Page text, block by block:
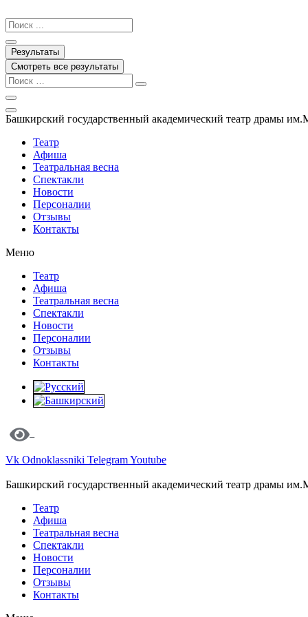
к
содержимому
Search
...
Результаты
Смотреть все результаты
Башкирский государственный академический театр драмы
Театр
Афиша
Театральная весна
Спектакли
Новости
Персоналии
Отзывы
Контакты
Меню
Театр
Афиша
Театральная весна
Спектакли
Новости
Персоналии
Отзывы
Контакты
Vk Odnoklassniki TelegramYoutube
Башкирский государственный академический театр драмы
Театр
Афиша
Театральная весна
Спектакли
Новости
Персоналии
Отзывы
Контакты